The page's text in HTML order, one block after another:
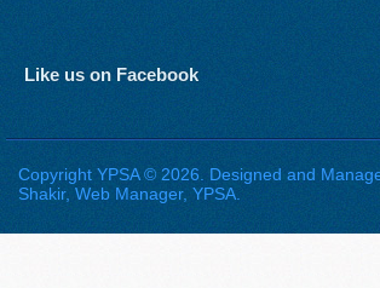
Like us on Facebook
Copyright YPSA © 2026. Designed and
Shakir, Web Manager, YPSA.